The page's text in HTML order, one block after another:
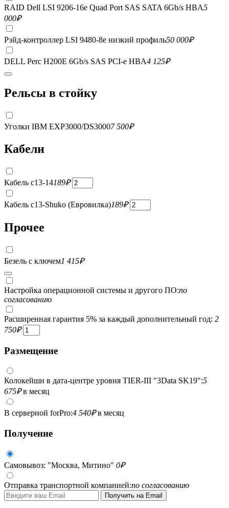
RAID Dell LSI 9206-16e Quad Port SAS SATA 6Gb/s HBA5
000₽
Рэйд-контроллер LSI 9480-8e низкий профиль50 000₽
DELL Perc H200E 6Gb/s SAS PCI-e HBA4 125₽
Рельсы в стойку
Уголки IBM EXP3000/DS30007 500₽
Кабели
Кабель c13-14189₽
Кабель c13-Shuko (Евровилка)189₽
Прочее
Безель с ключем1 415₽
Настройка операционной системы и другого ПО:по
согласованию
Расширенная гарантия 5% за каждый дополнительный год: 2
750₽
Размещение
Колокейшн в дата-центре уровня TIER-III "3Data SK19":5
675₽в месяц
В серверной forPro:4 540₽в месяц
Получение
Самовывоз: "Москва, Митино" 0₽
Отправка транспортной компанией:по согласованию